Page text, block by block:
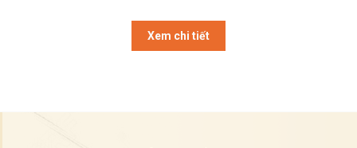
Xem chi tiết